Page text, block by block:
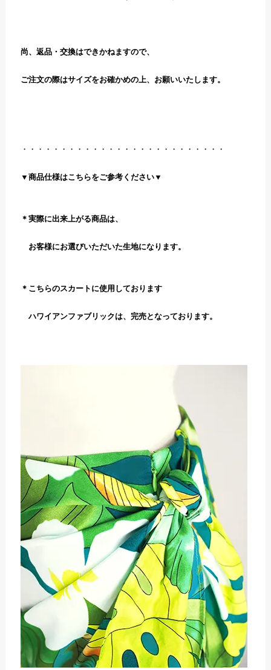
尚、返品・交換はできかねますので、
ご注文の際はサイズをお確かめの上、お願いいたします。
・・・・・・・・・・・・・・・・・・・・・・・・・・
▼商品仕様はこちらをご参考ください▼
＊実際に出来上がる商品は、
お客様にお選びいただいた生地になります。
＊こちらのスカートに使用しております
ハワイアンファブリックは、完売となっております。